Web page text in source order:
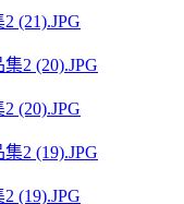
(21).JPG
(20).JPG
(19).JPG